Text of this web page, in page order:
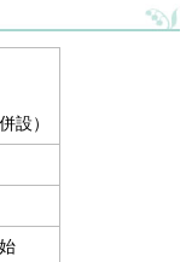
設）